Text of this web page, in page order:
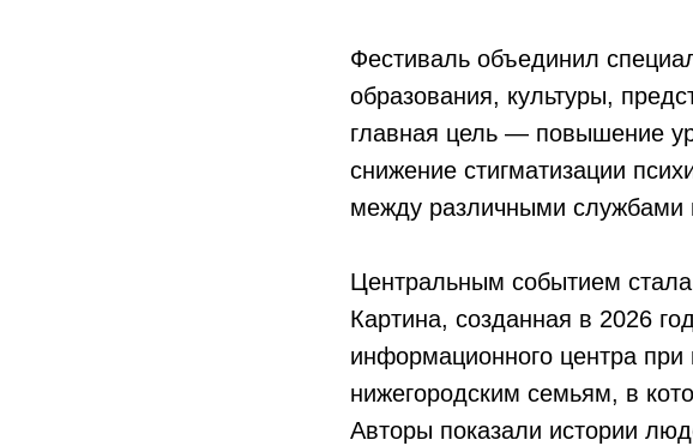
Фестиваль объединил
образования, культуры,
главная цель — повышение
снижение стигматизации
между различными службами
Центральным событием
Картина, созданная в 2026
информационного центра
нижегородским семьям, в
Авторы показали истории